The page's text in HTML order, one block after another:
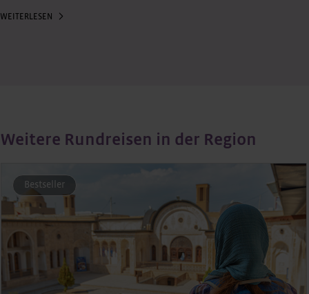
WEITERLESEN
Weitere Rundreisen in der Region
Bestseller